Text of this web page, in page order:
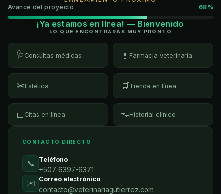
Avance del proyecto
68%
¡Ya estamos en línea! — Bienvenido
LO QUE ENCONTRARÁS MUY PRONTO
🩺 Consultas médicas 💊 Farmacia veterinaria
✂️Estética 🛒Tienda en línea
📅 Citas en línea 🐾Historial clínico
CONTACTO DIRECTO
📞 Teléfono
+507 6397-6371
✉️ Correo electrónico
contacto@veterinariagutierrez.com